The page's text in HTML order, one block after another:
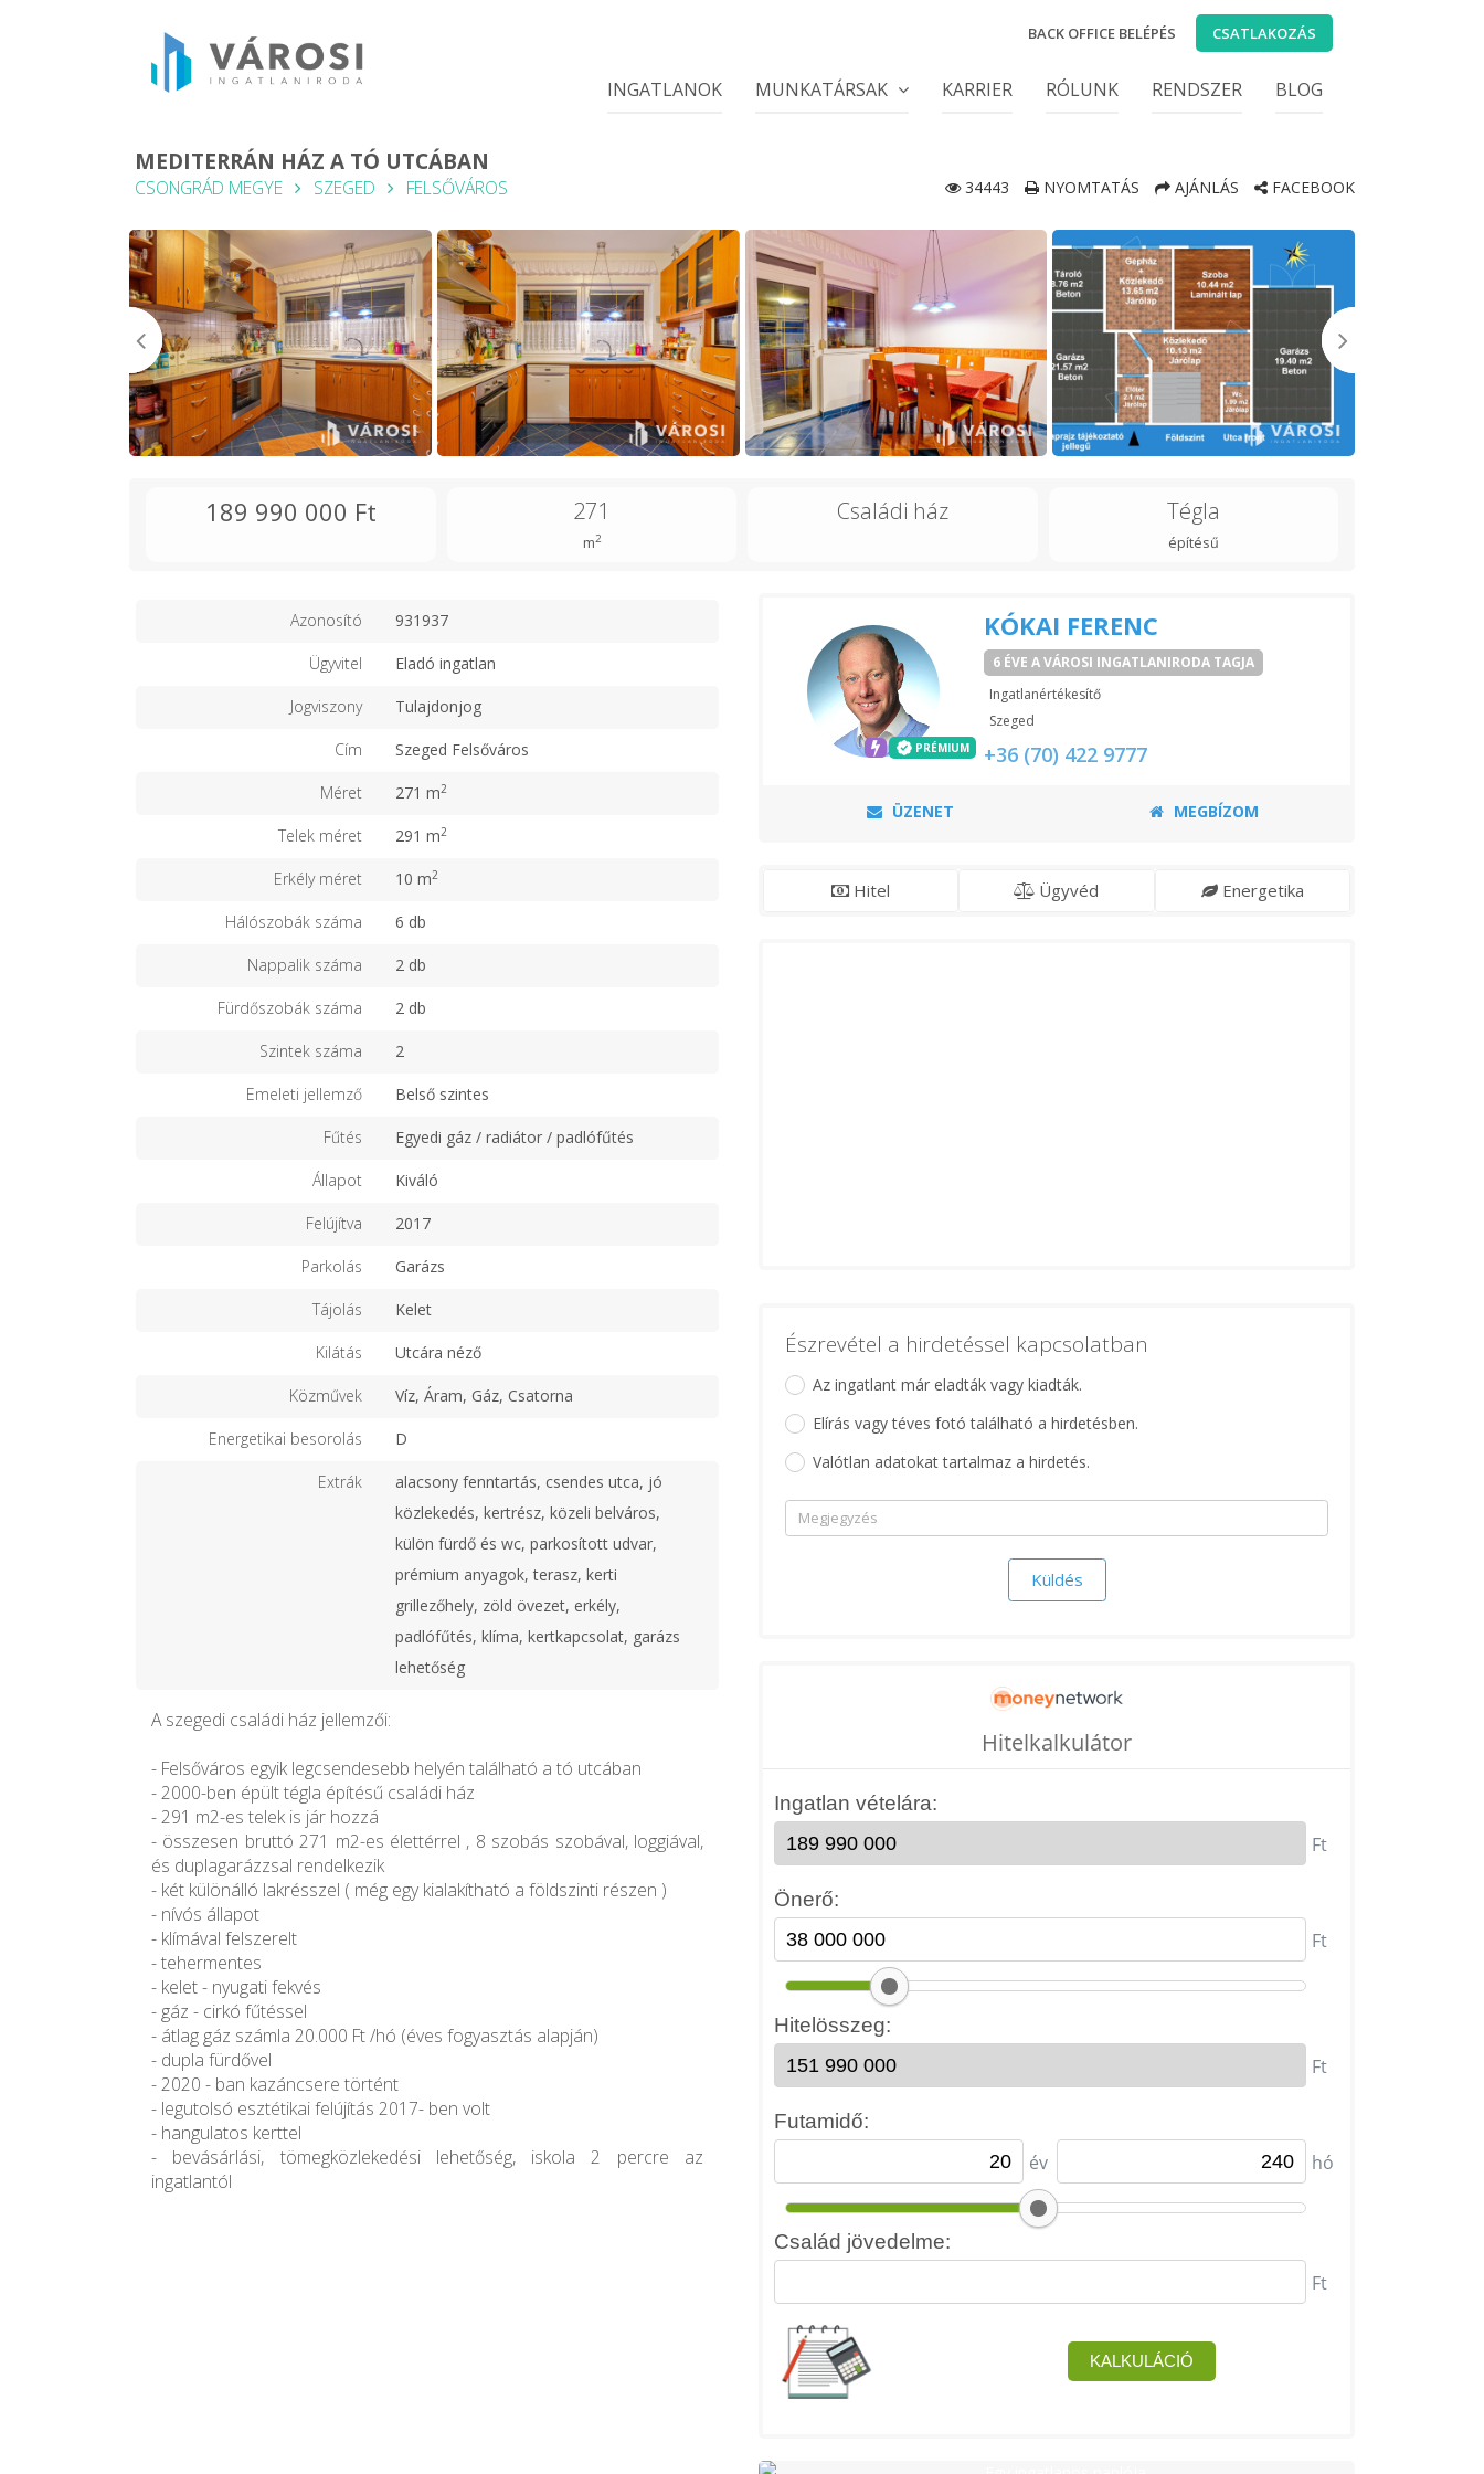
BACK OFFICE BELÉPÉS CSATLAKOZÁS
INGATLANOK MUNKATÁRSAK KARRIER RÓLUNK RENDSZER BLOG
MEDITERRÁN HÁZ A TÓ UTCÁBAN
CSONGRÁD MEGYE SZEGED FELSŐVÁROS 34443 NYOMTATÁS AJÁNLÁS FACEBOOK
189 990 000 Ft 271
m2
Családi ház Tégla
építésű
Azonosító 931937
Ügyvitel Eladó ingatlan
Jogviszony Tulajdonjog
Cím Szeged Felsőváros
Méret 271 m2
Telek méret 291 m2
Erkély méret 10 m2
Hálószobák száma 6 db
Nappalik száma 2 db
Fürdőszobák száma 2 db
Szintek száma 2
Emeleti jellemző Belső szintes
Fűtés Egyedi gáz / radiátor / padlófűtés
Állapot Kiváló
Felújítva 2017
Parkolás Garázs
Tájolás Kelet
Kilátás Utcára néző
Közművek Víz, Áram, Gáz, Csatorna
Energetikai besorolás D
Extrák
alacsony fenntartás, csendes utca, jó
közlekedés, kertrész, közeli belváros,
külön fürdő és wc, parkosított udvar,
prémium anyagok, terasz, kerti
grillezőhely, zöld övezet, erkély,
padlófűtés, klíma, kertkapcsolat, garázs
lehetőség
A szegedi családi ház jellemzői:
- Felsőváros egyik legcsendesebb helyén található a tó utcában
- 2000-ben épült tégla építésű családi ház
- 291 m2-es telek is jár hozzá
- összesen bruttó 271 m2-es élettérrel , 8 szobás szobával, loggiával,
és duplagarázzsal rendelkezik
- két különálló lakrésszel ( még egy kialakítható a földszinti részen )
- nívós állapot
- klímával felszerelt
- tehermentes
- kelet - nyugati fekvés
- gáz - cirkó fűtéssel
- átlag gáz számla 20.000 Ft /hó (éves fogyasztás alapján)
- dupla fürdővel
- 2020 - ban kazáncsere történt
- legutolsó esztétikai felújítás 2017- ben volt
- hangulatos kerttel
- bevásárlási, tömegközlekedési lehetőség, iskola 2 percre az
ingatlantól
PRÉMIUM
KÓKAI FERENC
6 ÉVE A VÁROSI INGATLANIRODA TAGJA
Ingatlanértékesítő
Szeged
+36 (70) 422 9777
ÜZENET MEGBÍZOM
Hitel Ügyvéd Energetika
Észrevétel a hirdetéssel kapcsolatban
Az ingatlant már eladták vagy kiadták.
Elírás vagy téves fotó található a hirdetésben.
Valótlan adatokat tartalmaz a hirdetés.